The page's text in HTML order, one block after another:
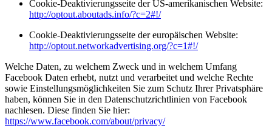
Cookie-Deaktivierungsseite der US-amerikanischen Website:
http://optout.aboutads.info/?c=2#!/
Cookie-Deaktivierungsseite der europäischen Website:
http://optout.networkadvertising.org/?c=1#!/
Welche Daten, zu welchem Zweck und in welchem Umfang
Facebook Daten erhebt, nutzt und verarbeitet und welche Rechte
sowie Einstellungsmöglichkeiten Sie zum Schutz Ihrer Privatsphäre
haben, können Sie in den Datenschutzrichtlinien von Facebook
nachlesen. Diese finden Sie hier:
https://www.facebook.com/about/privacy/